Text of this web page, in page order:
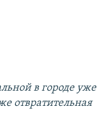
в городе уже
отвратительная